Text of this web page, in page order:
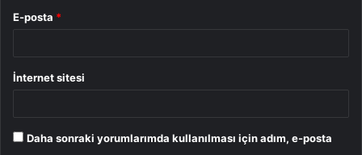
E-posta *
İnternet sitesi
Daha sonraki yorumlarımda kullanılması için adım, e-posta